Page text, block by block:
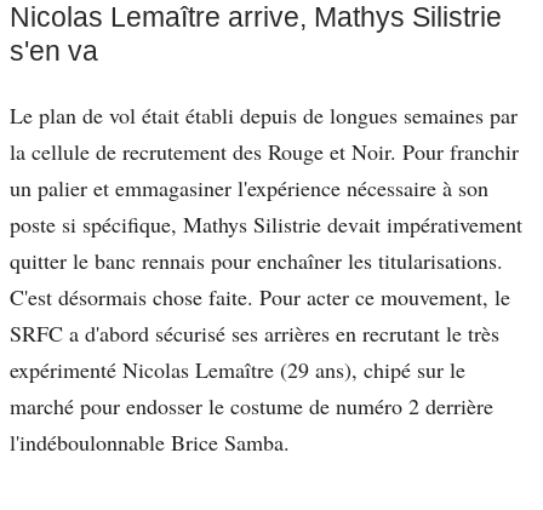
Nicolas Lemaître arrive, Mathys Silistrie
s'en va
Le plan de vol était établi depuis de longues semaines par
la cellule de recrutement des Rouge et Noir. Pour franchir
un palier et emmagasiner l'expérience nécessaire à son
poste si spécifique, Mathys Silistrie devait impérativement
quitter le banc rennais pour enchaîner les titularisations.
C'est désormais chose faite. Pour acter ce mouvement, le
SRFC a d'abord sécurisé ses arrières en recrutant le très
expérimenté Nicolas Lemaître (29 ans), chipé sur le
marché pour endosser le costume de numéro 2 derrière
l'indéboulonnable Brice Samba.